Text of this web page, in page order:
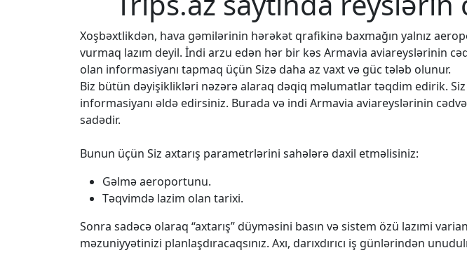
Xoşbəxtlikdən, hava gəmilərinin hərəkət qrafikinə baxmağın yalnız
vurmaq lazım deyil. İndi arzu edən hər bir kəs Armavia aviareyslərinin
olan informasiyanı tapmaq üçün Sizə daha az vaxt və güc tələb olunur.
Biz bütün dəyişiklikləri nəzərə alaraq dəqiq məlumatlar təqdim edirik.
informasiyanı əldə edirsiniz. Burada və indi Armavia aviareyslərinin
sadədir.
Bunun üçün Siz axtarış parametrlərini sahələrə daxil etməlisiniz:
Gəlmə aeroportunu.
Təqvimdə lazim olan tarixi.
Sonra sadəcə olaraq “axtarış” düyməsini basın və sistem özü lazımi
məzuniyyətinizi planlaşdıracaqsınız. Axı, darıxdırıcı iş günlərindən